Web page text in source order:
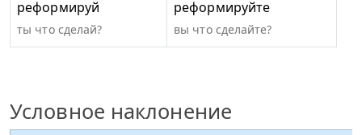
реформируй
ты что сделай?
реформируйте
вы что сделайте?
Условное наклонение